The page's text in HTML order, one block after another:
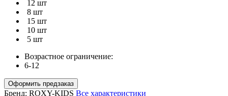
12 шт
8 шт
15 шт
10 шт
5 шт
Возрастное ограничение:
6-12
Оформить предзаказ
Бренд: ROXY-KIDS Все характеристики